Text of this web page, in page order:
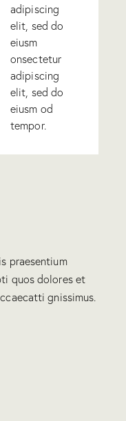
adipiscing
elit, sed do
eiusm
onsectetur
adipiscing
elit, sed do
eiusm od
tempor.
praesentium
quos dolores et
gnissimus.